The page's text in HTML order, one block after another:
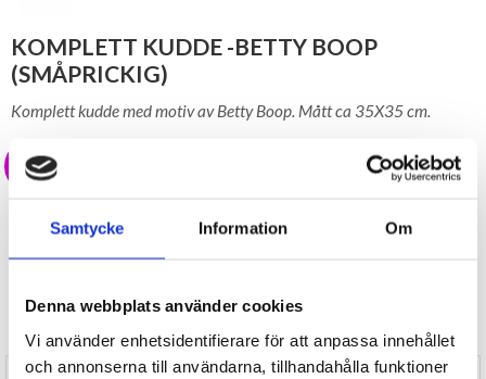
Samtycke Information Om
Denna webbplats använder cookies
Vi använder enhetsidentifierare för att anpassa innehållet
och annonserna till användarna, tillhandahålla funktioner
KOMPLETT KUDDE -BETTY BOOP
(SMÅPRICKIG)
Komplett kudde med motiv av Betty Boop. Mått ca 35X35 cm.
79 kr
LAGER I SVERIGE, SNABB LEVERANS ÖPPET KÖP I 30 DAGAR
Tillfälligt Slut